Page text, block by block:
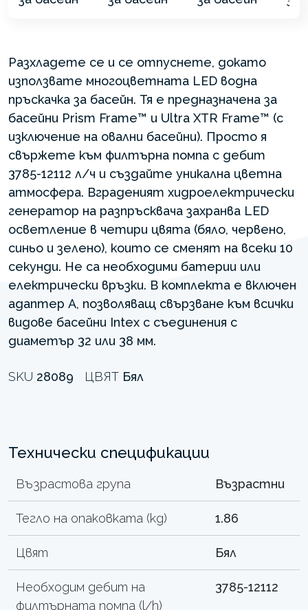
Разхладете се и се отпуснете, докато
използвате многоцветната LED водна
пръскачка за басейн. Тя е предназначена за
басейни Prism Frame™ и Ultra XTR Frame™ (с
изключение на овални басейни). Просто я
свържете към филтърна помпа с дебит
3785-12112 л/ч и създайте уникална цветна
атмосфера. Вграденият хидроелектрически
генератор на разпръсквача захранва LED
осветление в четири цвята (бяло, червено,
синьо и зелено), които се сменят на всеки 10
секунди. Не са необходими батерии или
електрически връзки. В комплекта е включен
адаптер А, позволяващ свързване към всички
видове басейни Intex с съединения с
диаметър 32 или 38 мм.
SKU 28089 ЦВЯТ Бял
Технически спецификации
Възрастова група Възрастни
Тегло на опаковката (kg) 1.86
Цвят Бял
Необходим дебит на
филтърната помпа (l/h)
3785-12112